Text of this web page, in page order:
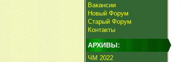
Вакансии
Новый Форум
Старый Форум
Контакты
АРХИВЫ:
ЧМ 2022